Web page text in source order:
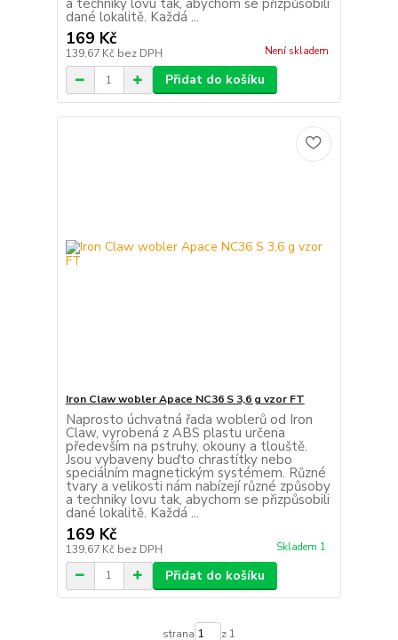
a techniky lovu tak, abychom se přizpůsobili
dané lokalitě. Každá ...
169 Kč
139,67 Kč bez DPH Není skladem
Přidat do košíku
Iron Claw wobler Apace NC36 S 3,6 g vzor FT
Naprosto úchvatná řada woblerů od Iron
Claw, vyrobená z ABS plastu určena
především na pstruhy, okouny a tlouště.
Jsou vybaveny buďto chrastítky nebo
speciálním magnetickým systémem. Různé
tvary a velikosti nám nabízejí různé způsoby
a techniky lovu tak, abychom se přizpůsobili
dané lokalitě. Každá ...
169 Kč
139,67 Kč bez DPH Skladem 1
Přidat do košíku
strana z 1